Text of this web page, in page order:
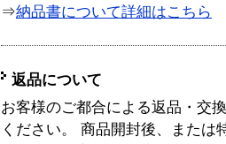
⇒納品書について詳細はこちら
返品について
お客様のご都合による返品・交
ください。 商品開封後、または